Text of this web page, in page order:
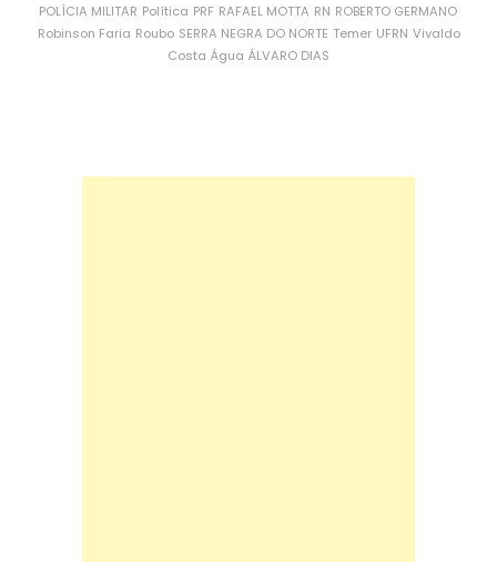
POLÍCIA MILITAR Política PRF RAFAEL MOTTA RN ROBERTO GERMANO
Robinson Faria Roubo SERRA NEGRA DO NORTE Temer UFRN Vivaldo
Costa Água ÁLVARO DIAS